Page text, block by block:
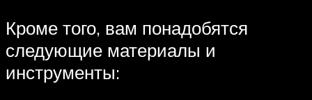
Кроме того, вам понадобятся
следующие материалы и
инструменты: